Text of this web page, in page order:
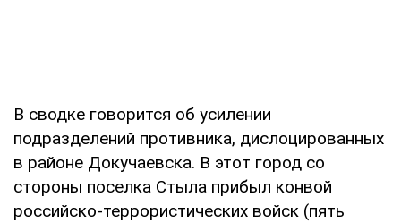
В сводке говорится об усилении
подразделений противника, дислоцированных
в районе Докучаевска. В этот город со
стороны поселка Стыла прибыл конвой
российско-террористических войск (пять